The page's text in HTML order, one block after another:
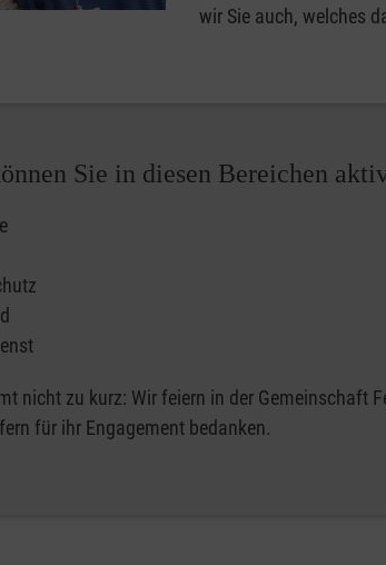
wir Sie auch, welches
Sie in diesen Bereichen
nicht zu kurz: Wir feiern in der Gemeinschaft
für ihr Engagement bedanken.